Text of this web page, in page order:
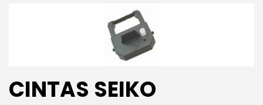
CINTAS SEIKO